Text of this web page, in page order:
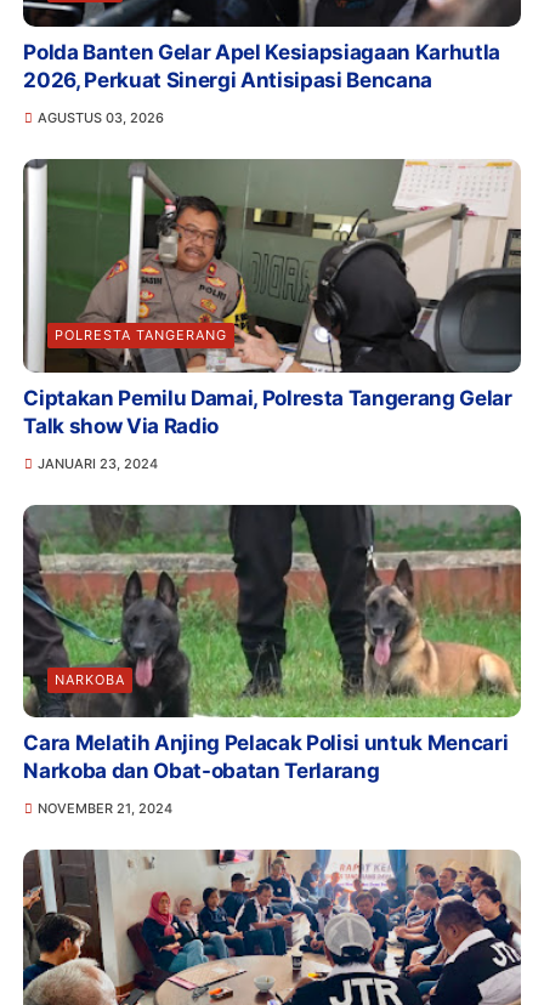
Polda Banten Gelar Apel Kesiapsiagaan Karhutla
2026, Perkuat Sinergi Antisipasi Bencana
AGUSTUS 03, 2026
POLRESTA TANGERANG
Ciptakan Pemilu Damai, Polresta Tangerang Gelar
Talk show Via Radio
JANUARI 23, 2024
NARKOBA
Cara Melatih Anjing Pelacak Polisi untuk Mencari
Narkoba dan Obat-obatan Terlarang
NOVEMBER 21, 2024